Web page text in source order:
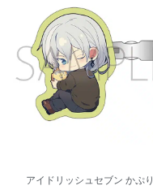
アイドリッシュセブン かぷり